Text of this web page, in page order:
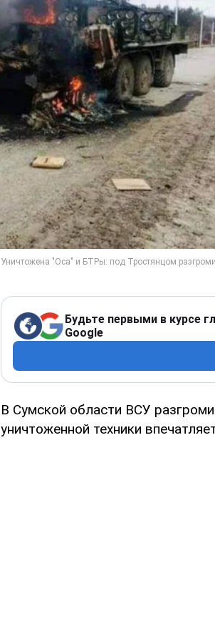
Будьте первыми в курсе
Google
В Сумской области ВСУ
уничтоженной техники